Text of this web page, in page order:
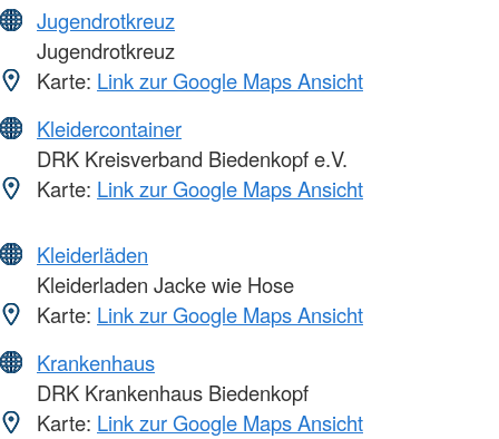
Jugendrotkreuz
Jugendrotkreuz
Karte: Link zur Google Maps Ansicht
Kleidercontainer
DRK Kreisverband Biedenkopf e.V.
Karte: Link zur Google Maps Ansicht
Kleiderläden
Kleiderladen Jacke wie Hose
Karte: Link zur Google Maps Ansicht
Krankenhaus
DRK Krankenhaus Biedenkopf
Karte: Link zur Google Maps Ansicht